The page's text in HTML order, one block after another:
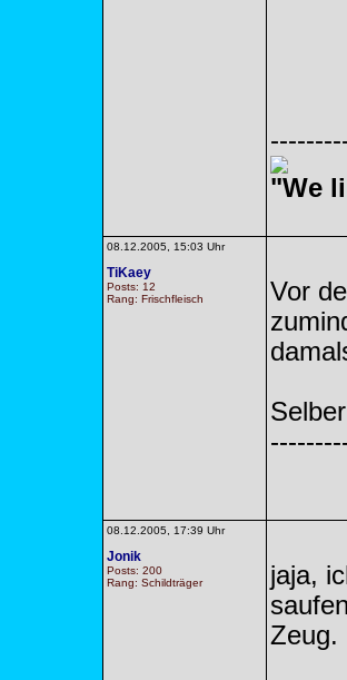
"We
08.12.2005, 15:03 Uhr
TiKaey
Posts: 12
Rang: Frischfleisch
Vor
08.12.2005, 17:39 Uhr
Jonik
Posts: 200
Rang: Schildträger
jaja,
Zeug.